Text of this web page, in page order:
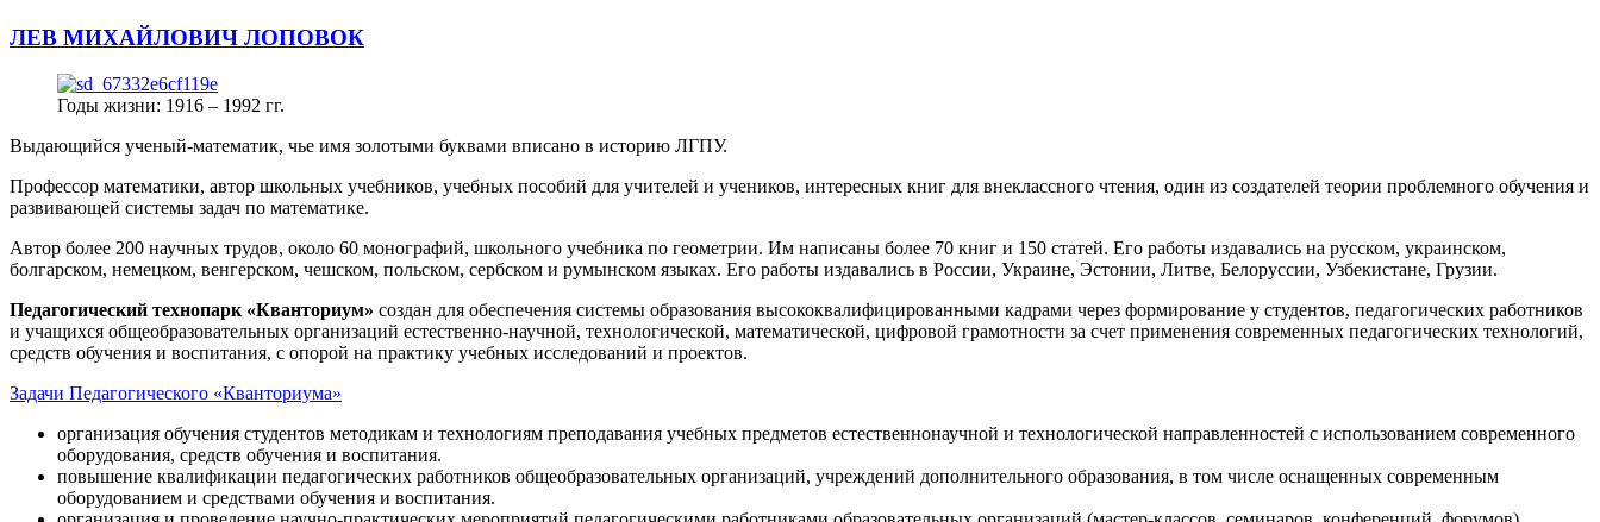
ЛЕВ МИХАЙЛОВИЧ ЛОПОВОК
Годы жизни: 1916 – 1992 гг.
Выдающийся ученый-математик, чье имя золотыми буквами вписано в историю ЛГПУ.
Профессор математики, автор школьных учебников, учебных пособий для учителей и учеников, интересных книг для внеклассного чтения, один из создателей теории проблемного обучения и
развивающей системы задач по математике.
Автор более 200 научных трудов, около 60 монографий, школьного учебника по геометрии. Им написаны более 70 книг и 150 статей. Его работы издавались на русском, украинском,
болгарском, немецком, венгерском, чешском, польском, сербском и румынском языках. Его работы издавались в России, Украине, Эстонии, Литве, Белоруссии, Узбекистане, Грузии.
Педагогический технопарк «Кванториум» создан для обеспечения системы образования высококвалифицированными кадрами через формирование у студентов, педагогических работников
и учащихся общеобразовательных организаций естественно-научной, технологической, математической, цифровой грамотности за счет применения современных педагогических технологий,
средств обучения и воспитания, с опорой на практику учебных исследований и проектов.
Задачи Педагогического «Кванториума»
организация обучения студентов методикам и технологиям преподавания учебных предметов естественнонаучной и технологической направленностей с использованием современного
оборудования, средств обучения и воспитания.
повышение квалификации педагогических работников общеобразовательных организаций, учреждений дополнительного образования, в том числе оснащенных современным
оборудованием и средствами обучения и воспитания.